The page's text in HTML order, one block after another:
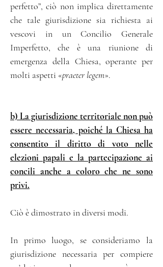
perfetto”, ciò non implica direttamente
che tale giurisdizione sia richiesta ai
vescovi in un Concilio Generale
Imperfetto, che è una riunione di
emergenza della Chiesa, operante per
molti aspetti «praeter legem».
b) La giurisdizione territoriale non può
essere necessaria, poiché la Chiesa ha
consentito il diritto di voto nelle
elezioni papali e la partecipazione ai
concili anche a coloro che ne sono
privi.
Ciò è dimostrato in diversi modi.
In primo luogo, se consideriamo la
giurisdizione necessaria per compiere